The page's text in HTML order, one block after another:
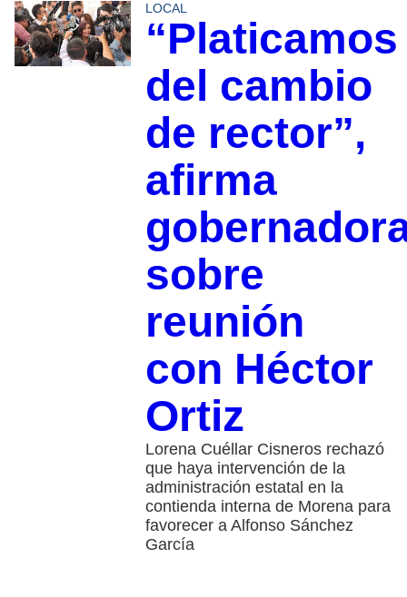
LOCAL
“Platicamos
del cambio
de rector”,
afirma
sobre
reunión
con Héctor
Ortiz
Lorena Cuéllar Cisneros rechazó
que haya intervención de la
administración estatal en la
contienda interna de Morena para
favorecer a Alfonso Sánchez
García